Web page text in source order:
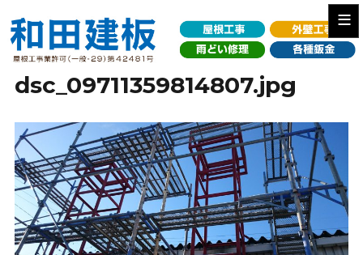
≡
dsc_09711359814807.jpg